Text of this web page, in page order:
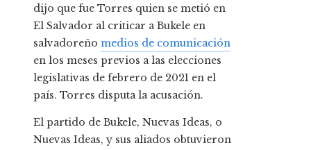
dijo que fue Torres quien se metió en
El Salvador al criticar a Bukele en
salvadoreño medios de comunicación
en los meses previos a las elecciones
legislativas de febrero de 2021 en el
país. Torres disputa la acusación.
El partido de Bukele, Nuevas Ideas, o
Nuevas Ideas, y sus aliados obtuvieron